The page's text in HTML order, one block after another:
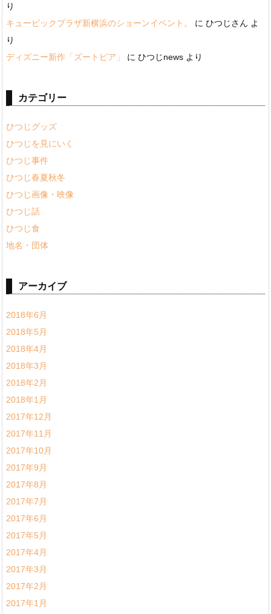
り
キュービックプラザ新横浜のショーンイベント。
に ひつじさん よ
り
ディズニー新作「ズートピア」
に ひつじnews より
カテゴリー
ひつじグッズ
ひつじを見にいく
ひつじ事件
ひつじ春夏秋冬
ひつじ画像・映像
ひつじ話
ひつじ食
地名・団体
アーカイブ
2018年6月
2018年5月
2018年4月
2018年3月
2018年2月
2018年1月
2017年12月
2017年11月
2017年10月
2017年9月
2017年8月
2017年7月
2017年6月
2017年5月
2017年4月
2017年3月
2017年2月
2017年1月